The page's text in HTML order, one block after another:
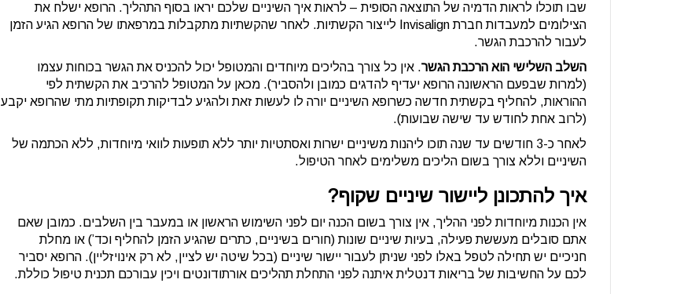
שבו תוכלו לראות הדמיה של התוצאה הסופית – לראות איך השיניים שלכם יראו בסוף התהליך. הרופא ישלח את
הצילומים למעבדות חברת Invisalign לייצור הקשתיות. לאחר שהקשתיות מתקבלות במרפאתו של הרופא הגיע הזמן
לעבור להרכבת הגשר.
השלב השלישי הוא הרכבת הגשר. אין כל צורך בהליכים מיוחדים והמטופל יכול להכניס את הגשר בכוחות עצמו
(למרות שבפעם הראשונה הרופא יעדיף להדגים כמובן ולהסביר). מכאן על המטופל להרכיב את הקשתית לפי
ההוראות, להחליף בקשתית חדשה כשרופא השיניים יורה לו לעשות זאת ולהגיע לבדיקות תקופתיות מתי שהרופא יקבע
(לרוב אחת לחודש עד שישה שבועות).
לאחר כ-3 חודשים עד שנה תוכו ליהנות משיניים ישרות ואסתטיות יותר ללא תופעות לוואי מיוחדות, ללא הכתמה של
השיניים וללא צורך בשום הליכים משלימים לאחר הטיפול.
איך להתכונן ליישור שיניים שקוף?
אין הכנות מיוחדות לפני ההליך, אין צורך בשום הכנה יום לפני השימוש הראשון או במעבר בין השלבים. כמובן שאם
אתם סובלים מעששת פעילה, בעיות שיניים שונות (חורים בשיניים, כתרים שהגיע הזמן להחליף וכד’) או מחלת
חניכיים יש תחילה לטפל באלו לפני שניתן לעבור יישור שיניים (בכל שיטה יש לציין, לא רק אינויזליין). הרופא יסביר
לכם על החשיבות של בריאות דנטלית איתנה לפני התחלת תהליכים אורתודונטים ויכין עבורכם תכנית טיפול כוללת.